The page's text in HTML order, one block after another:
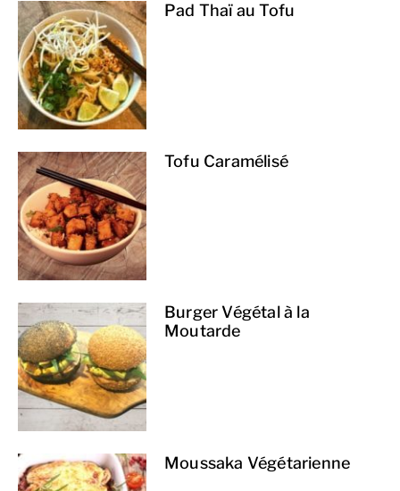
Pad Thaï au Tofu
Tofu Caramélisé
Burger Végétal à la
Moutarde
Moussaka Végétarienne